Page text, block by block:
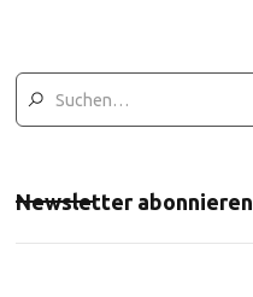
Newsletter abonnieren